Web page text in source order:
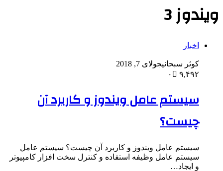
ویندوز 3
اخبار
کوثر سبحانیجولای 7, 2018
۰
۹,۴۹۲
سیستم عامل ویندوز و کاربرد آن
چیست؟
سیستم عامل ویندوز و کاربرد آن چیست؟ سیستم عامل
سیستم عامل وظیفه استفاده و کنترل سخت افزار کامپیوتر
و ایجاد…